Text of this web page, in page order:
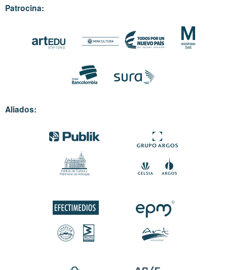
Patrocina:
Aliados: